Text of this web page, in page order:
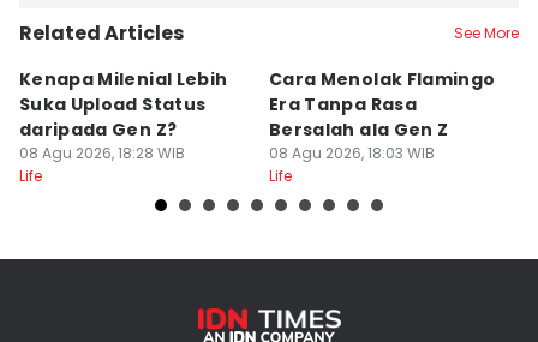
Related Articles See More
Kenapa Milenial Lebih
Suka Upload Status
daripada Gen Z?
08 Agu 2026, 18:28 WIB
Life
Cara Menolak Flamingo
Era Tanpa Rasa
Bersalah ala Gen Z
08 Agu 2026, 18:03 WIB
Life